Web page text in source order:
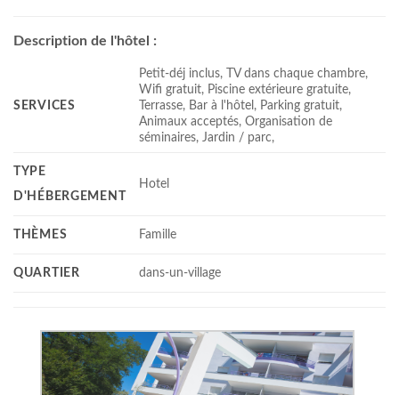
Description de l'hôtel :
SERVICES
Petit-déj inclus, TV dans chaque chambre,
Wifi gratuit, Piscine extérieure gratuite,
Terrasse, Bar à l'hôtel, Parking gratuit,
Animaux acceptés, Organisation de
séminaires, Jardin / parc,
TYPE
D'HÉBERGEMENT
Hotel
THÈMES Famille
QUARTIER dans-un-village